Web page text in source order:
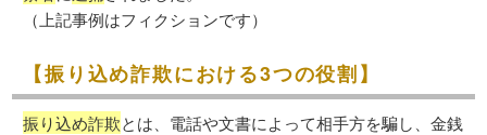
（上記事例はフィクションです）
【振り込め詐欺における3つの役割】
振り込め詐欺とは、電話や文書によって相手方を騙し、金銭